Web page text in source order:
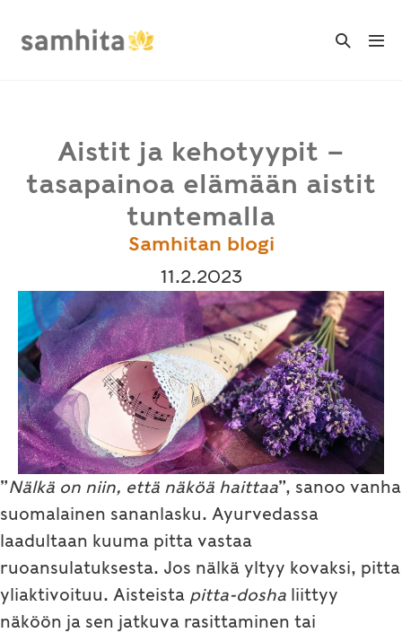
Search
Aistit ja kehotyypit –
tasapainoa elämään aistit
tuntemalla
Samhitan blogi
11.2.2023
”Nälkä on niin, että näköä haittaa”, sanoo vanha
suomalainen sananlasku. Ayurvedassa
laadultaan kuuma pitta vastaa
ruoansulatuksesta. Jos nälkä yltyy kovaksi, pitta
yliaktivoituu. Aisteista pitta-dosha liittyy
näköön ja sen jatkuva rasittaminen tai